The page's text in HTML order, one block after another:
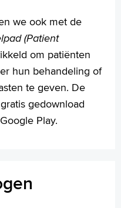
we ook met de
(Patient
om patiënten
hun behandeling of
te geven. De
gedownload
Play.